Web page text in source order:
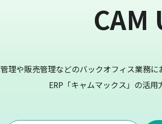
CAM
理や販売管理などのバックオフィス業務
ERP「キャムマックス」の活用